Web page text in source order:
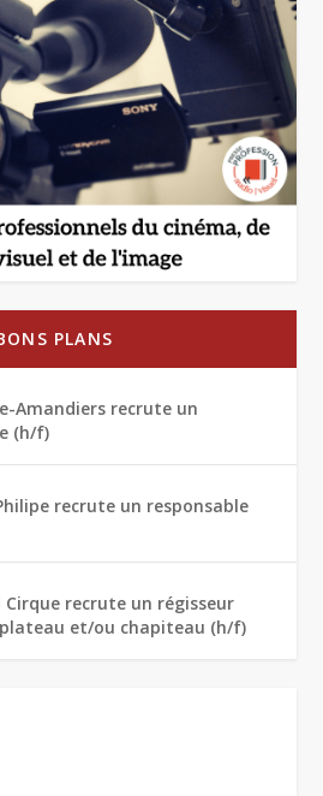
PLANS
Amandiers recrute un
(h/f)
recrute un responsable
recrute un régisseur
et/ou chapiteau (h/f)